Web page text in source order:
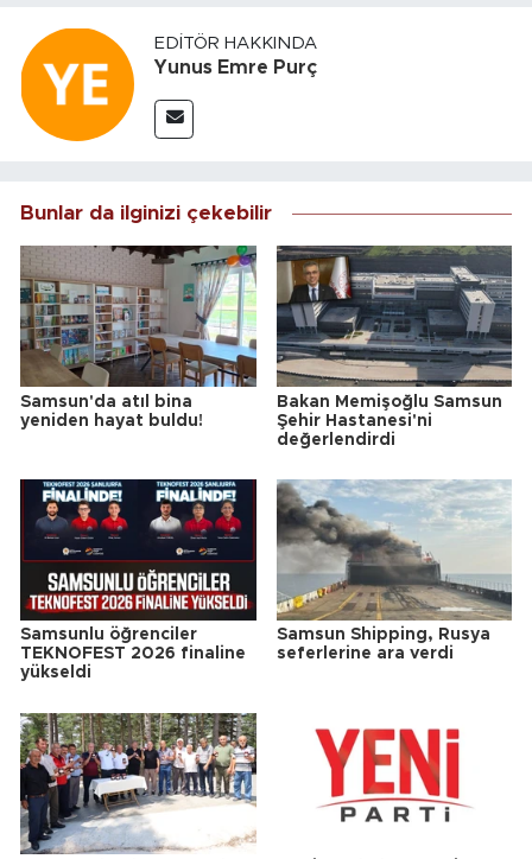
EDITÖR HAKKINDA
Yunus Emre Purç
Bunlar da ilginizi çekebilir
Samsun'da atıl bina
yeniden hayat buldu!
Bakan Memişoğlu Samsun
Şehir Hastanesi'ni
değerlendirdi
Samsunlu öğrenciler
TEKNOFEST 2026 finaline
yükseldi
Samsun Shipping, Rusya
seferlerine ara verdi